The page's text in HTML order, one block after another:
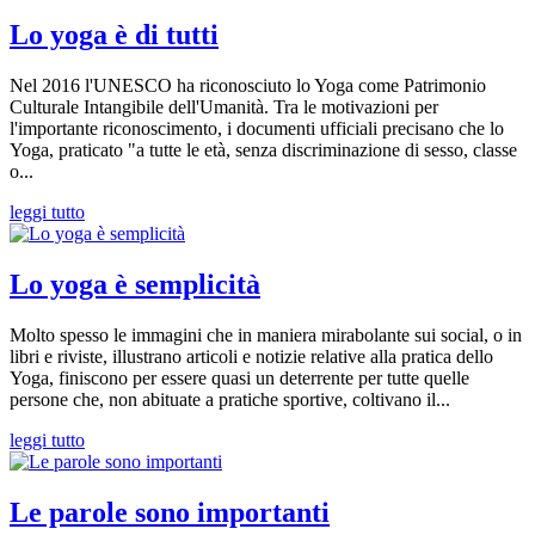
Lo yoga è di tutti
Nel 2016 l'UNESCO ha riconosciuto lo Yoga come Patrimonio
Culturale Intangibile dell'Umanità. Tra le motivazioni per
l'importante riconoscimento, i documenti ufficiali precisano che lo
Yoga, praticato "a tutte le età, senza discriminazione di sesso, classe
o...
leggi tutto
Lo yoga è semplicità
Molto spesso le immagini che in maniera mirabolante sui social, o in
libri e riviste, illustrano articoli e notizie relative alla pratica dello
Yoga, finiscono per essere quasi un deterrente per tutte quelle
persone che, non abituate a pratiche sportive, coltivano il...
leggi tutto
Le parole sono importanti